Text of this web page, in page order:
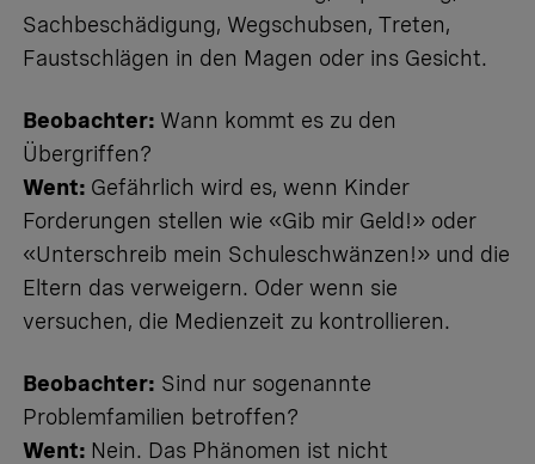
Sachbeschädigung, Wegschubsen, Treten,
Faustschlägen in den Magen oder ins Gesicht.
Beobachter: Wann kommt es zu den
Übergriffen?
Went: Gefährlich wird es, wenn Kinder
Forderungen stellen wie «Gib mir Geld!» oder
«Unterschreib mein Schuleschwänzen!» und die
Eltern das verweigern. Oder wenn sie
versuchen, die Medienzeit zu kontrollieren.
Beobachter: Sind nur sogenannte
Problemfamilien betroffen?
Went: Nein. Das Phänomen ist nicht